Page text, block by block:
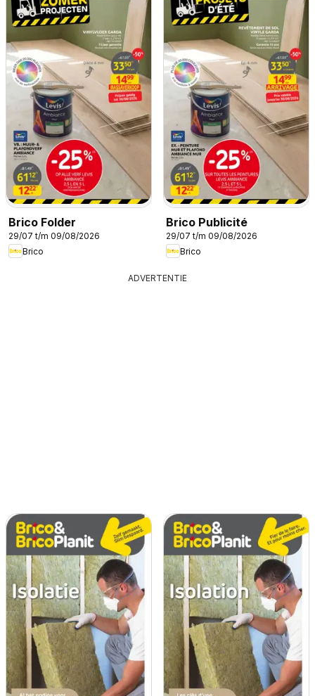
Brico Folder
29/07 t/m 09/08/2026
Brico
Brico Publicité
29/07 t/m 09/08/2026
Brico
ADVERTENTIE